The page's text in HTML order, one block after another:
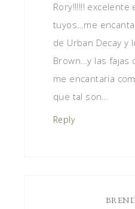
Rory!!!!!!
tuyos…me
de Urban Decay y
Brown…y las fajas
me encantaria
que tal son…
Reply